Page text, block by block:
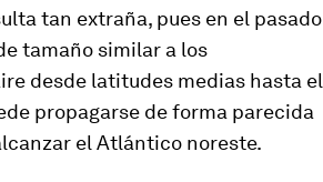
tan extraña, pues en el pasado
tamaño similar a los
desde latitudes medias hasta el
propagarse de forma parecida
el Atlántico noreste.